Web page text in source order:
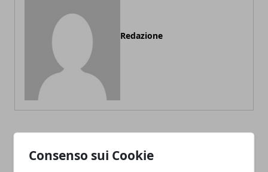
Consenso sui Cookie
Redazione